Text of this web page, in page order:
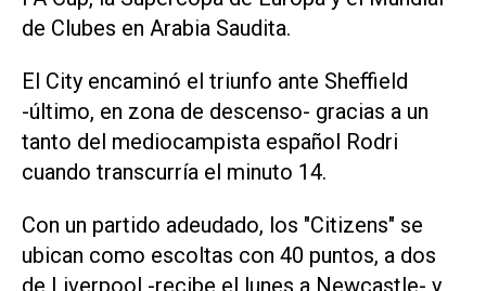
de Clubes en Arabia Saudita.
El City encaminó el triunfo ante Sheffield
-último, en zona de descenso- gracias a un
tanto del mediocampista español Rodri
cuando transcurría el minuto 14.
Con un partido adeudado, los "Citizens" se
ubican como escoltas con 40 puntos, a dos
de Liverpool -recibe el lunes a Newcastle- y